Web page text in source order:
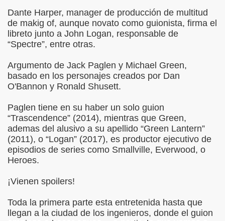
Dante Harper, manager de producción de multitud
de makig of, aunque novato como guionista, firma el
libreto junto a John Logan, responsable de
“Spectre”, entre otras.
Argumento de Jack Paglen y Michael Green,
basado en los personajes creados por Dan
O'Bannon y Ronald Shusett.
Paglen tiene en su haber un solo guion
“Trascendence” (2014), mientras que Green,
ademas del alusivo a su apellido “Green Lantern”
(2011), o “Logan” (2017), es productor ejecutivo de
episodios de series como Smallville, Everwood, o
Heroes.
¡Vienen spoilers!
Toda la primera parte esta entretenida hasta que
llegan a la ciudad de los ingenieros, donde el guion